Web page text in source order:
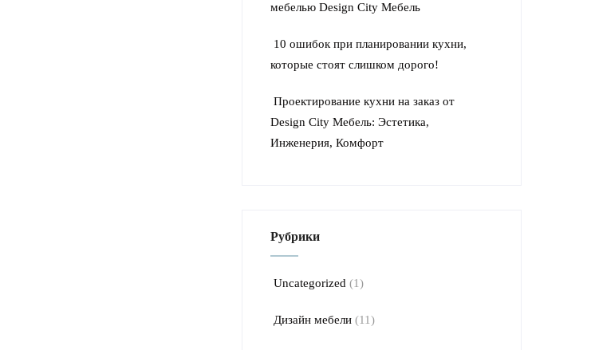
мебелью Design City Мебель
10 ошибок при планировании кухни,
которые стоят слишком дорого!
Проектирование кухни на заказ от
Design City Мебель: Эстетика,
Инженерия, Комфорт
Рубрики
Uncategorized (1)
Дизайн мебели (11)